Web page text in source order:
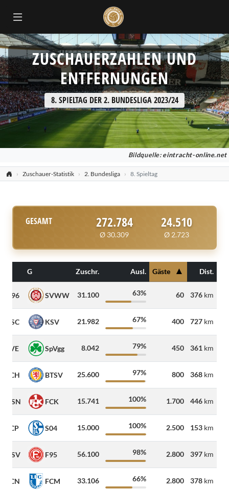
ZUSCHAUERZAHLEN UND
ENTFERNUNGEN
8. SPIELTAG DER 2. BUNDESLIGA 2023/24
Bildquelle: eintracht-online.net
Zuschauer-Statistik 2. Bundesliga 8. Spieltag
GESAMT 272.784
Ø 30.309
24.510
Ø 2.723
G Zuschr. Ausl. Gäste ▲ Dist.
H96 SVWW 31.100 63% 60 376 km
KSC KSV 21.982 67% 400 727 km
SVE SpVgg 8.042 79% 450 361 km
FCH BTSV 25.600 97% 800 368 km
OSN FCK 15.741 100% 1.700 446 km
SCP S04 15.000 100% 2.500 153 km
HSV F95 56.100 98% 2.800 397 km
FCN FCM 33.106 66% 2.800 378 km